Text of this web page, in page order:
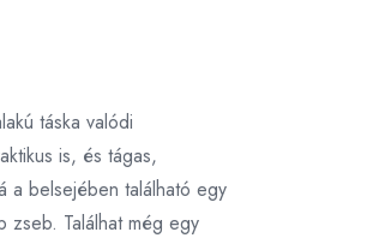
táska valódi
is, és tágas,
a belsejében található egy
zseb. Találhat még egy